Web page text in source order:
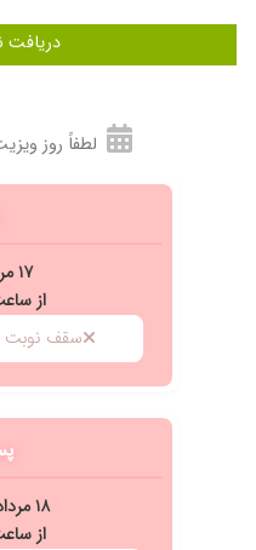
دریافت
لطفاً روز
۱۷ مرداد (فردا)
از ساعت ۱۶
سقف
۱۸ مرداد (پس فردا)
از ساعت ۱۶